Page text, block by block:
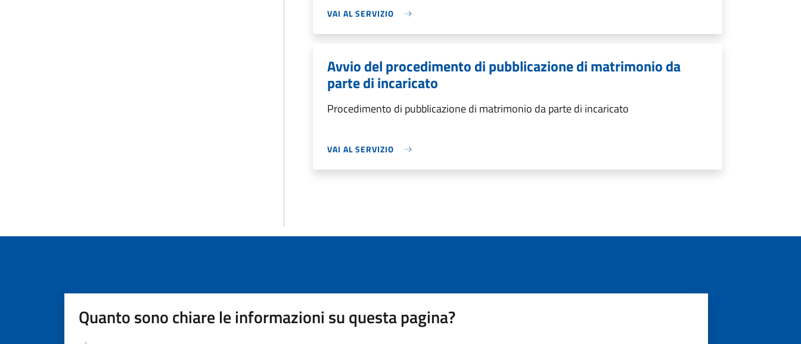
VAI AL SERVIZIO
Avvio del procedimento di pubblicazione di matrimonio da
parte di incaricato
Procedimento di pubblicazione di matrimonio da parte di incaricato
VAI AL SERVIZIO
Quanto sono chiare le informazioni su questa pagina?